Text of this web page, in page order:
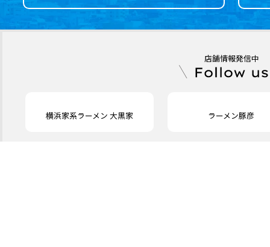
店舗情報発信中
横浜家系ラーメン 大黒家 ラーメン豚彦